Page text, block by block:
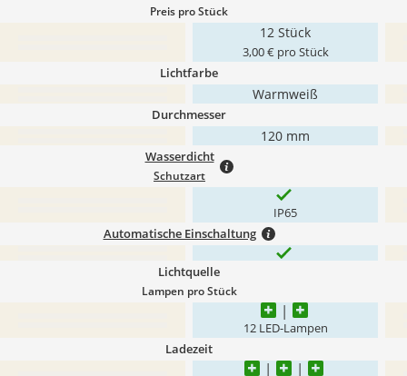
Preis pro Stück
12 Stück
3,00 € pro Stück
Lichtfarbe
Warmweiß
Durchmesser
120 mm
Wasserdicht
Schutzart
IP65
Automatische Einschaltung
Lichtquelle
Lampen pro Stück
12 LED-Lampen
Ladezeit